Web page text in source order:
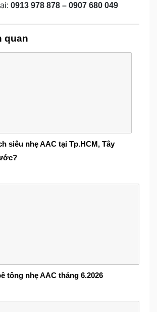
0913 978 878 – 0907 680 049
quan
siêu nhẹ AAC tại Tp.HCM, Tây
tông nhẹ AAC tháng 6.2026